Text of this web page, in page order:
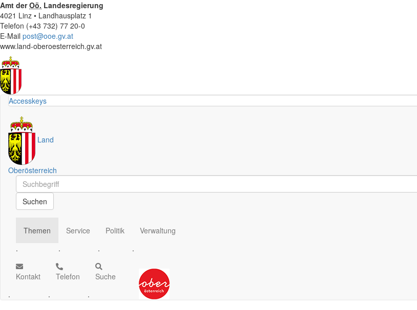
Amt derOö. Landesregierung
4021 Linz • Landhausplatz 1
Telefon (+43 732) 77 20-0
E-Mail post@ooe.gv.at
www.land-oberoesterreich.gv.at
Accesskeys
Land
Oberösterreich
Schnellsuche
Schnellsuche
Suchen
Themen
.
Service
.
Politik
.
Verwaltung
.
Kontakt
.
Telefon
.
Suche
.